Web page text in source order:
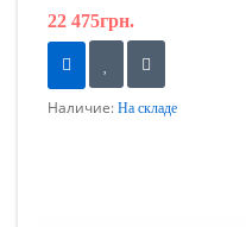
22 475грн.
Наличие: На складе